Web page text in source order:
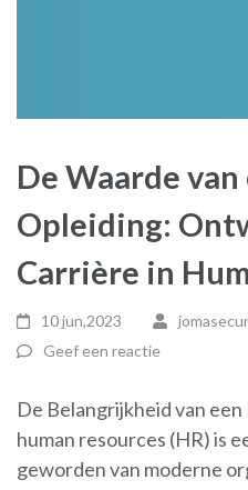
De Waarde van
Opleiding:
Carrière in
10 jun,2023
Geef een reactie
De Belangrijkheid van
human resources (HR) is
geworden van moderne